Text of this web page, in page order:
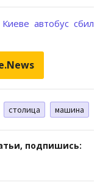
автобус сбил
столица машина
подпишись: